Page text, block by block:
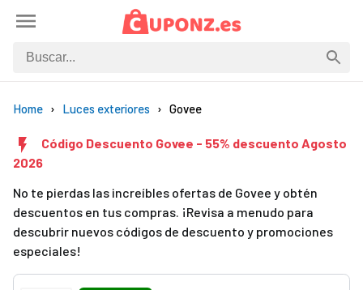
Home Luces exteriores Govee
Código Descuento Govee - 55% descuento Agosto
2026
No te pierdas las increíbles ofertas de Govee y obtén
descuentos en tus compras. ¡Revisa a menudo para
descubrir nuevos códigos de descuento y promociones
especiales!